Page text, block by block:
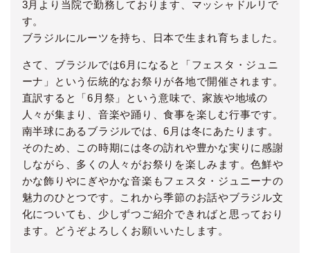
3月より当院で勤務しております、マッシャドルリで
す。
ブラジルにルーツを持ち、日本で生まれ育ちました。
さて、ブラジルでは6月になると「フェスタ・ジュニ
ーナ」という伝統的なお祭りが各地で開催されます。
直訳すると「6月祭」という意味で、家族や地域の
人々が集まり、音楽や踊り、食事を楽しむ行事です。
南半球にあるブラジルでは、6月は冬にあたります。
そのため、この時期には冬の訪れや豊かな実りに感謝
しながら、多くの人々がお祭りを楽しみます。色鮮や
かな飾りやにぎやかな音楽もフェスタ・ジュニーナの
魅力のひとつです。これから季節のお話やブラジル文
化についても、少しずつご紹介できればと思っており
ます。どうぞよろしくお願いいたします。